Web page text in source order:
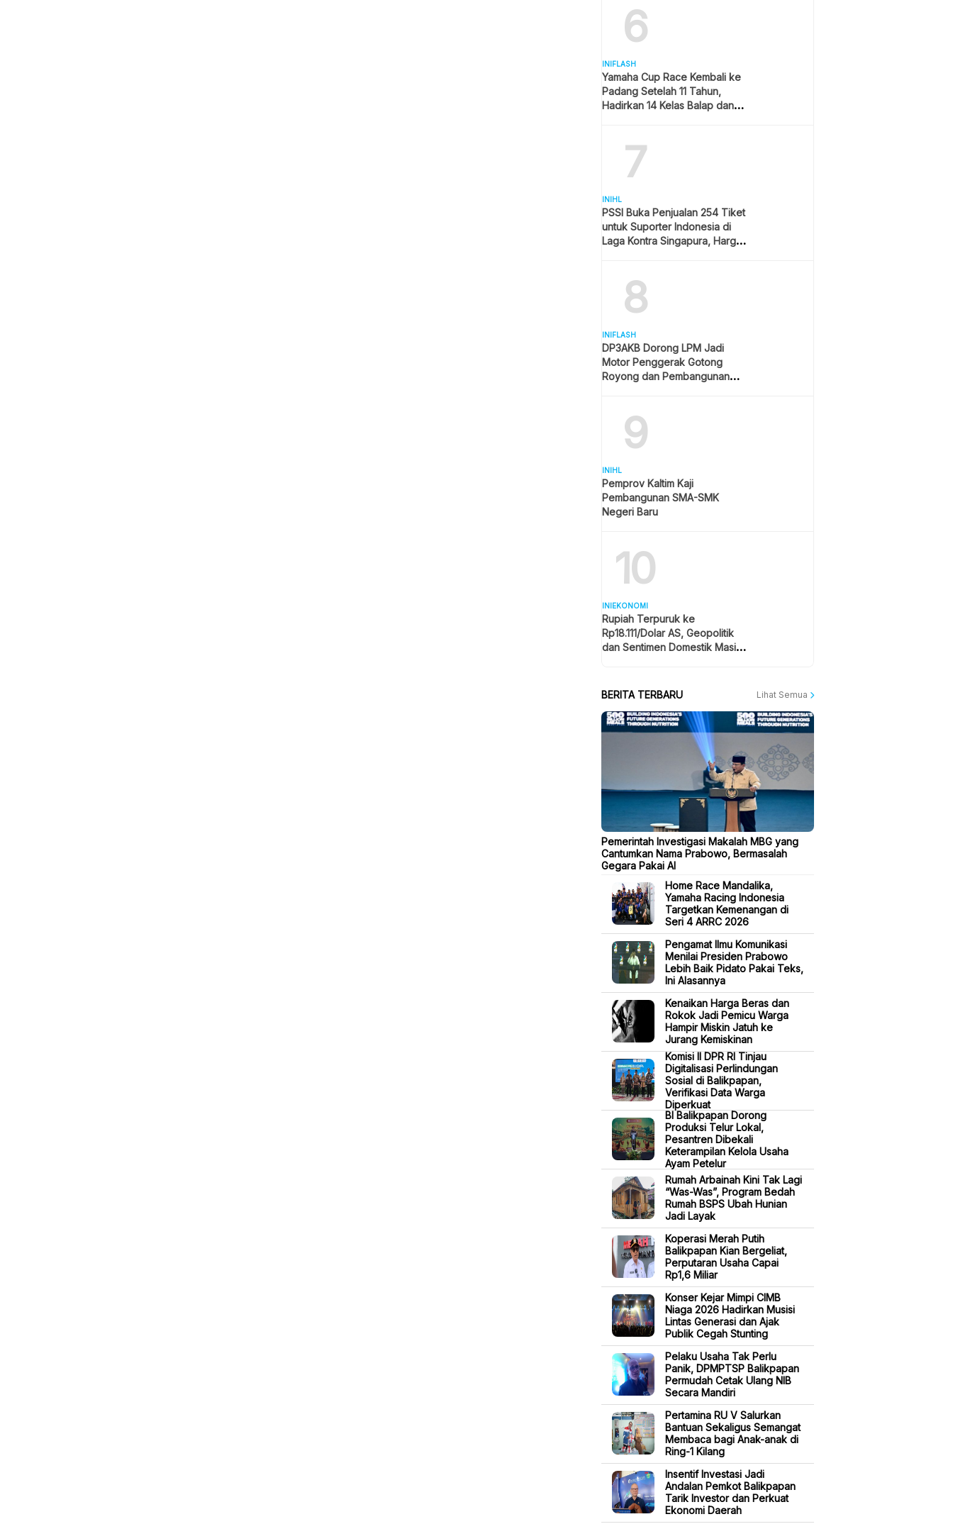
6
INIFLASH
Yamaha Cup Race Kembali ke
Padang Setelah 11 Tahun,
Hadirkan 14 Kelas Balap dan
7
INIHL
PSSI Buka Penjualan 254 Tiket
untuk Suporter Indonesia di
Laga Kontra Singapura, Harga
8
INIFLASH
DP3AKB Dorong LPM Jadi
Motor Penggerak Gotong
Royong dan Pembangunan
9
INIHL
Pemprov Kaltim Kaji
Pembangunan SMA-SMK
Negeri Baru
10
INIEKONOMI
Rupiah Terpuruk ke
Rp18.111/Dolar AS, Geopolitik
dan Sentimen Domestik Masih
BERITA TERBARU Lihat Semua
Pemerintah Investigasi Makalah MBG yang
Cantumkan Nama Prabowo, Bermasalah
Gegara Pakai AI
Home Race Mandalika,
Yamaha Racing Indonesia
Targetkan Kemenangan di
Seri 4 ARRC 2026
Pengamat Ilmu Komunikasi
Menilai Presiden Prabowo
Lebih Baik Pidato Pakai Teks,
Ini Alasannya
Kenaikan Harga Beras dan
Rokok Jadi Pemicu Warga
Hampir Miskin Jatuh ke
Jurang Kemiskinan
Komisi II DPR RI Tinjau
Digitalisasi Perlindungan
Sosial di Balikpapan,
Verifikasi Data Warga
Diperkuat
BI Balikpapan Dorong
Produksi Telur Lokal,
Pesantren Dibekali
Keterampilan Kelola Usaha
Ayam Petelur
Rumah Arbainah Kini Tak Lagi
“Was-Was”, Program Bedah
Rumah BSPS Ubah Hunian
Jadi Layak
Koperasi Merah Putih
Balikpapan Kian Bergeliat,
Perputaran Usaha Capai
Rp1,6 Miliar
Konser Kejar Mimpi CIMB
Niaga 2026 Hadirkan Musisi
Lintas Generasi dan Ajak
Publik Cegah Stunting
Pelaku Usaha Tak Perlu
Panik, DPMPTSP Balikpapan
Permudah Cetak Ulang NIB
Secara Mandiri
Pertamina RU V Salurkan
Bantuan Sekaligus Semangat
Membaca bagi Anak-anak di
Ring-1 Kilang
Insentif Investasi Jadi
Andalan Pemkot Balikpapan
Tarik Investor dan Perkuat
Ekonomi Daerah